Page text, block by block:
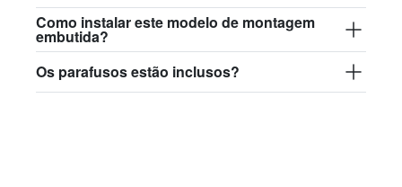
Como instalar este modelo de montagem
embutida?
Os parafusos estão inclusos?